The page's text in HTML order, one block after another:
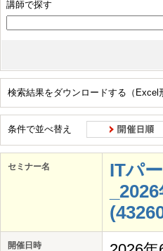
IS活用
AI
顧客・ユーザーへの共感 常識
変化への適応 コラボレーション
講師で探す
検索結果をダウンロードする（Excel
条件で並べ替え
セミナー名
ITパ
開催日時